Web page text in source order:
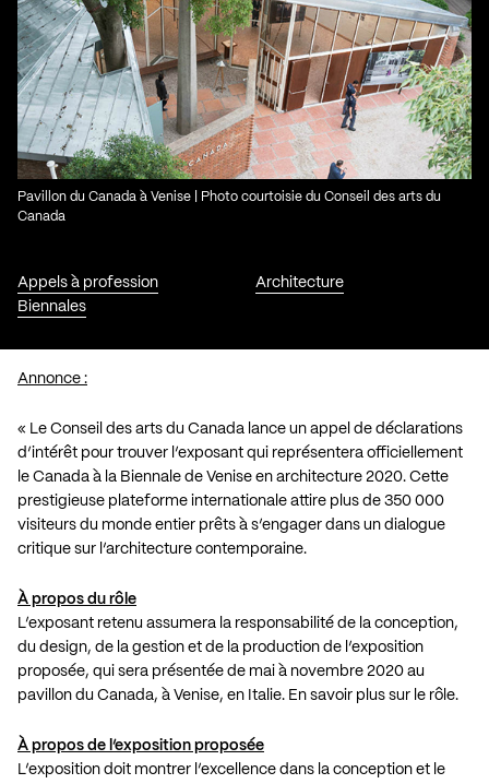
Appels à profession
Biennales
Architecture
Pavillon du Canada à Venise | Photo courtoisie du Conseil des arts du
Canada
Annonce :
« Le Conseil des arts du Canada lance un appel de déclarations
d’intérêt pour trouver l’exposant qui représentera officiellement
le Canada à la Biennale de Venise en architecture 2020. Cette
prestigieuse plateforme internationale attire plus de 350 000
visiteurs du monde entier prêts à s’engager dans un dialogue
critique sur l’architecture contemporaine.
À propos du rôle
L’exposant retenu assumera la responsabilité de la conception,
du design, de la gestion et de la production de l’exposition
proposée, qui sera présentée de mai à novembre 2020 au
pavillon du Canada, à Venise, en Italie. En savoir plus sur le rôle.
À propos de l’exposition proposée
L’exposition doit montrer l’excellence dans la conception et le